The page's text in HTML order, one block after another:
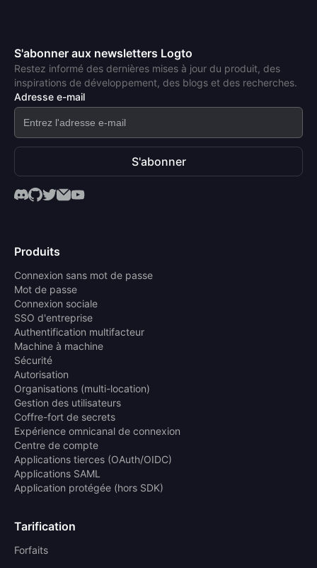
S'abonner aux newsletters Logto
Restez informé des dernières mises à jour du produit, des
inspirations de développement, des blogs et des recherches.
Adresse e-mail
S'abonner
Produits
Connexion sans mot de passe
Mot de passe
Connexion sociale
SSO d'entreprise
Authentification multifacteur
Machine à machine
Sécurité
Autorisation
Organisations (multi-location)
Gestion des utilisateurs
Coffre-fort de secrets
Expérience omnicanal de connexion
Centre de compte
Applications tierces (OAuth/OIDC)
Applications SAML
Application protégée (hors SDK)
Tarification
Forfaits